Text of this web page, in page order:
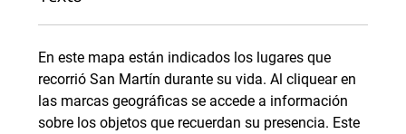
En este mapa están indicados los lugares que
recorrió San Martín durante su vida. Al cliquear en
las marcas geográficas se accede a información
sobre los objetos que recuerdan su presencia. Este